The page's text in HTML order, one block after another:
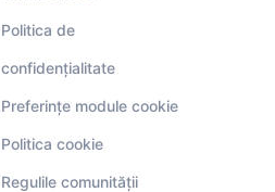
Politica de
confidențialitate
Preferințe module cookie
Politica cookie
Regulile comunității